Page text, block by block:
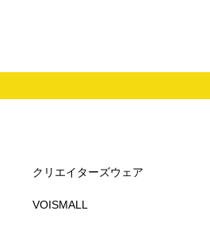
クリエイターズウェア
VOISMALL